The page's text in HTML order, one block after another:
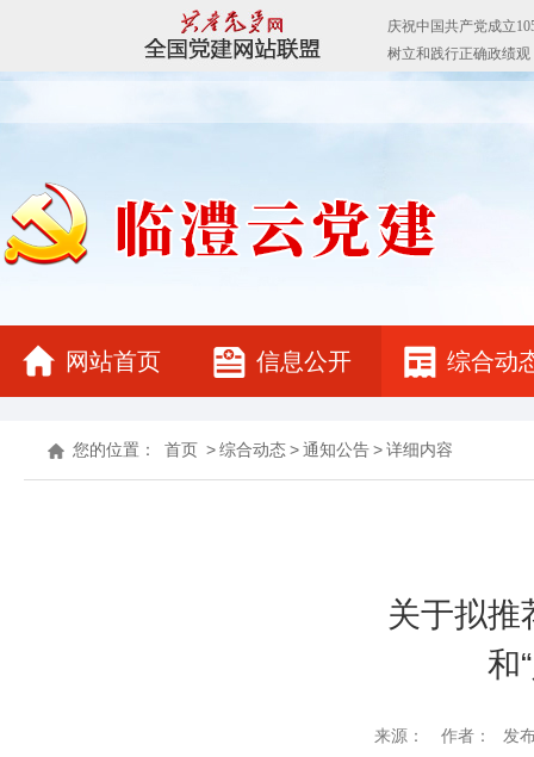
网站首页 信息公开 综合动
您的位置： 首页 >综合动态>通知公告>详细内容
关于拟推
和
来源： 作者： 发